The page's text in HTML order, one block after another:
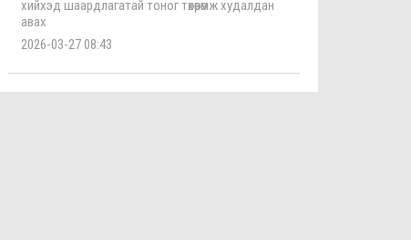
хийхэд шаардлагатай тоног төхөөрөмж худалдан
авах
2026-03-27 08:43